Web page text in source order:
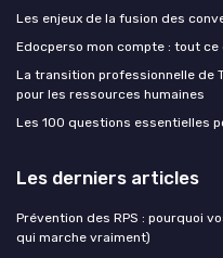
Les enjeux de la fusion des
Edocperso mon compte : tout
La transition professionnelle de
pour les ressources humaines
Les 100 questions essentielles
Les derniers articles
Prévention des RPS : pourquoi
qui marche vraiment)